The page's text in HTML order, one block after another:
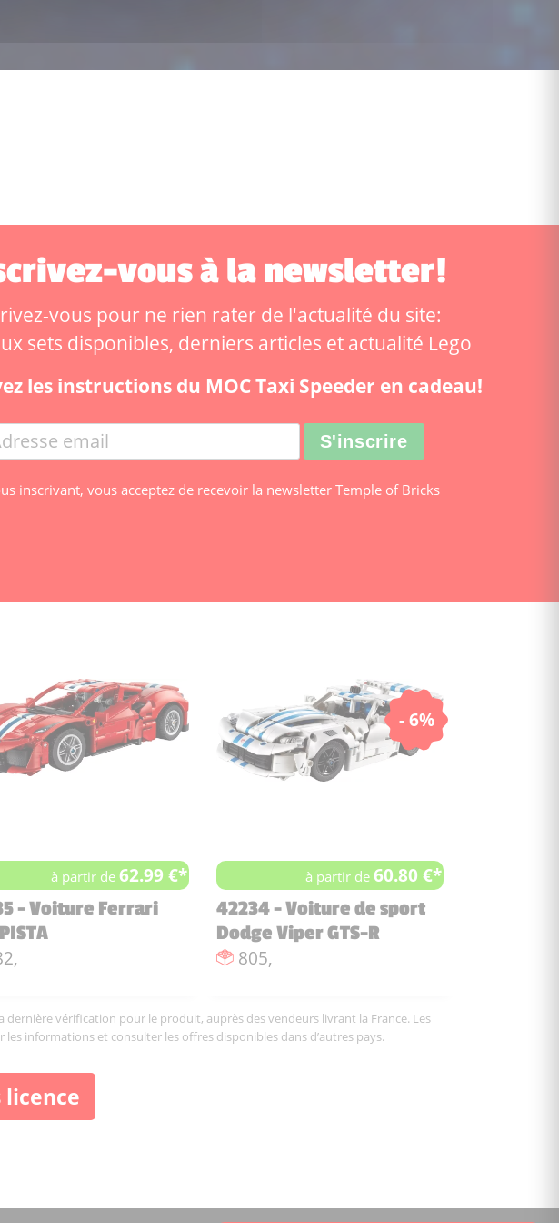
vous à la newsletter!
vous pour ne rien rater de l'actualité du site:
sets disponibles, derniers articles et actualité Lego
les instructions du MOC Taxi Speeder en cadeau!
inscrivant, vous acceptez de recevoir la newsletter Temple of Bricks
à partir de62.99 €*
- Voiture Ferrari
de pièces :
- 6%
à partir de60.80 €*
42234 - Voiture de sport
Dodge Viper GTS-R
Nombre de pièces :
805,
vérification pour le produit, auprès des vendeurs livrant la France. Les
informations et consulter les offres disponibles dans d’autres pays.
licence